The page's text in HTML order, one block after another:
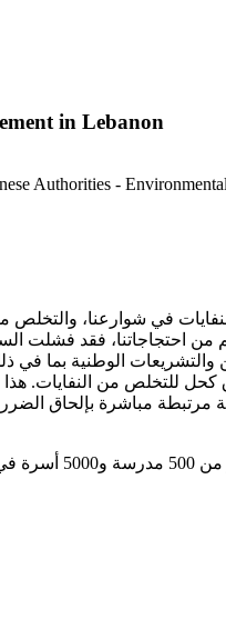
in Lebanon
Authorities -
في شوارعنا، والتخلص
من احتجاجاتنا، فقد فشلت
كحل للتخلص من النفايات.
مرتبطة مباشرة بإلحاق
وقد أظهر المواطنون